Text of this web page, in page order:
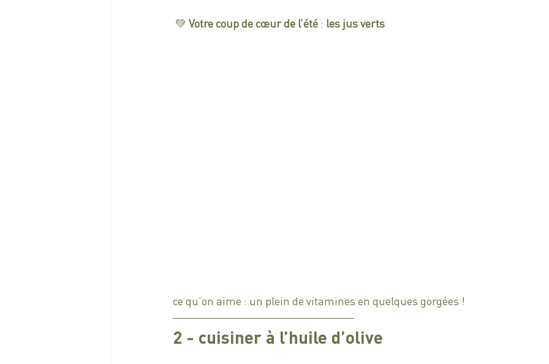
💚 Votre coup de cœur de l’été : les jus verts
ce qu’on aime : un plein de vitamines en quelques gorgées !
2 - cuisiner à l’huile d’olive